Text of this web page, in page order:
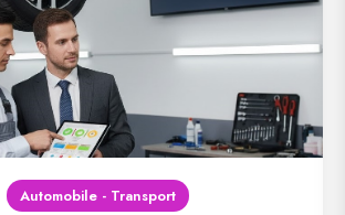
Automobile - Transport